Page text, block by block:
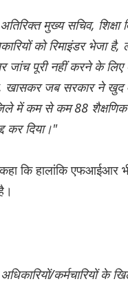
मुख्य सचिव, शिक्षा
को रिमाइंडर भेजा
जांच पूरी नहीं करने के लिए
खासकर जब सरकार ने खुद
में कम से कम 88
कर दिया।"
कि हालांकि एफआईआर
कर्मचारियों के